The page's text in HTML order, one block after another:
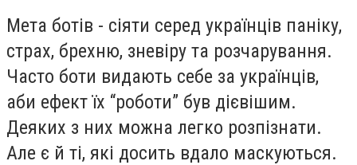
Мета ботів - сіяти серед українців паніку,
страх, брехню, зневіру та розчарування.
Часто боти видають себе за українців,
аби ефект їх “роботи” був дієвішим.
Деяких з них можна легко розпізнати.
Але є й ті, які досить вдало маскуються.